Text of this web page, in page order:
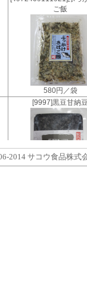
2014 サコウ食品株式